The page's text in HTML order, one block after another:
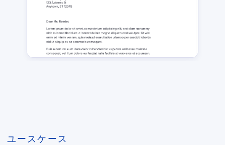
ユースケース